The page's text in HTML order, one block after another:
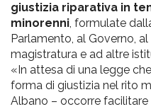
giustizia riparativa in
minorenni, formulate
Parlamento, al Governo,
magistratura e ad altre
«In attesa di una legge
forma di giustizia nel rito
Albano – occorre